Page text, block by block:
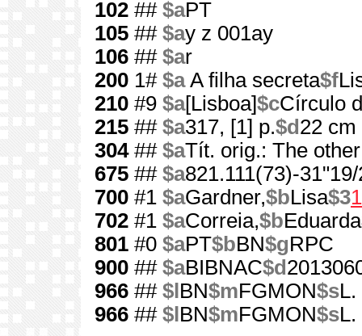
102 ## $aPT
105 ## $ay z 001ay
106 ## $ar
200 1# $aA filha secreta$f
210 #9 $a[Lisboa]$cCírculo
215 ## $a317, [1] p.$d 22 cm
304## $aTít. orig.: The
675 ## $a821.111(73)-
700 #1 $aGardner,$bLisa$3
702 #1 $aCorreia,$bEduarda
801 #0 $aPT$bBN$gRPC
900 ## $aBIBNAC$d
966 ## $l BN$mFGMON$sL.
966 ## $l BN$mFGMON$s